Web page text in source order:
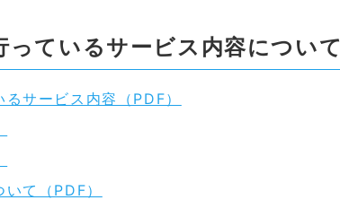
っているサービス内容について
サービス内容（PDF）
て（PDF）